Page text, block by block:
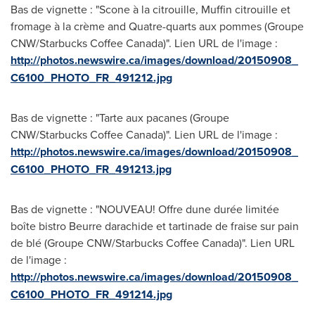
Bas de vignette : "Scone à la citrouille, Muffin citrouille et
fromage à la crème and Quatre-quarts aux pommes (Groupe
CNW/Starbucks Coffee Canada)". Lien URL de l'image :
http://photos.newswire.ca/images/download/20150908_
C6100_PHOTO_FR_491212.jpg
Bas de vignette : "Tarte aux pacanes (Groupe
CNW/Starbucks Coffee Canada)". Lien URL de l'image :
http://photos.newswire.ca/images/download/20150908_
C6100_PHOTO_FR_491213.jpg
Bas de vignette : "NOUVEAU! Offre dune durée limitée 
boîte bistro Beurre darachide et tartinade de fraise sur pain
de blé (Groupe CNW/Starbucks Coffee Canada)". Lien URL
de l'image :
http://photos.newswire.ca/images/download/20150908_
C6100_PHOTO_FR_491214.jpg